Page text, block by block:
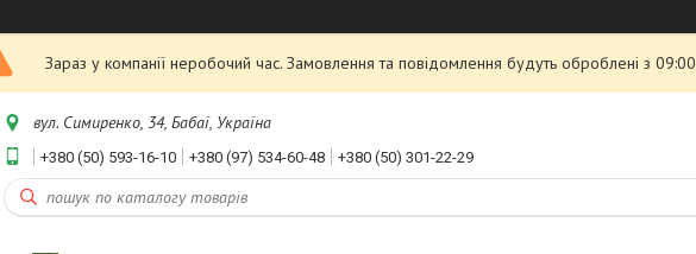
Зараз у компанії неробочий час. Замовлення та повідомлення будуть оброблені з
вул. Симиренко, 34, Бабаї, Україна
+380 (50) 593-16-10 +380 (97) 534-60-48 +380 (50) 301-22-29